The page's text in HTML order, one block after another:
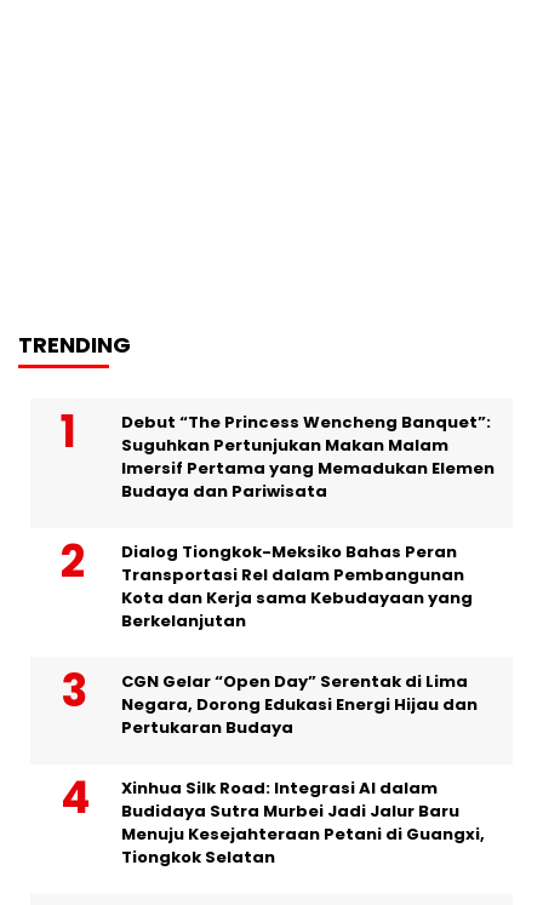
TRENDING
Debut “The Princess Wencheng Banquet”:
Suguhkan Pertunjukan Makan Malam
Imersif Pertama yang Memadukan Elemen
Budaya dan Pariwisata
Dialog Tiongkok-Meksiko Bahas Peran
Transportasi Rel dalam Pembangunan
Kota dan Kerja sama Kebudayaan yang
Berkelanjutan
CGN Gelar “Open Day” Serentak di Lima
Negara, Dorong Edukasi Energi Hijau dan
Pertukaran Budaya
Xinhua Silk Road: Integrasi AI dalam
Budidaya Sutra Murbei Jadi Jalur Baru
Menuju Kesejahteraan Petani di Guangxi,
Tiongkok Selatan